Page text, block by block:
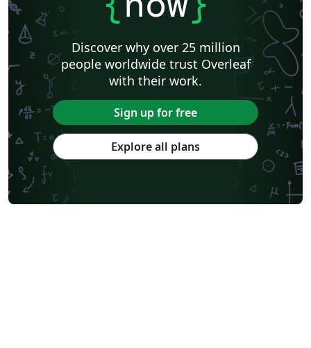
Discover why over 25 million
people worldwide trust Overleaf
with their work.
Sign up for free
Explore all plans